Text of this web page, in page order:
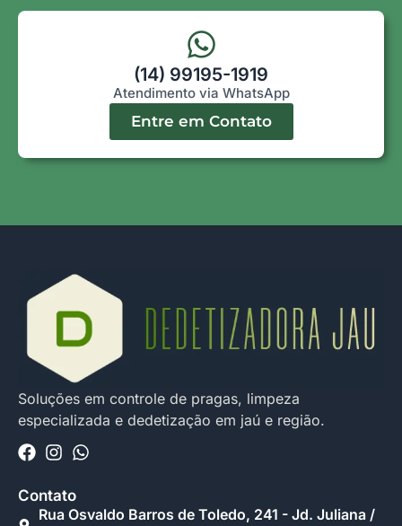
(14) 99195-1919
Atendimento via WhatsApp
Entre em Contato
Soluções em controle de pragas, limpeza
especializada e dedetização em jaú e região.
Contato
Rua Osvaldo Barros de Toledo, 241 - Jd. Juliana /